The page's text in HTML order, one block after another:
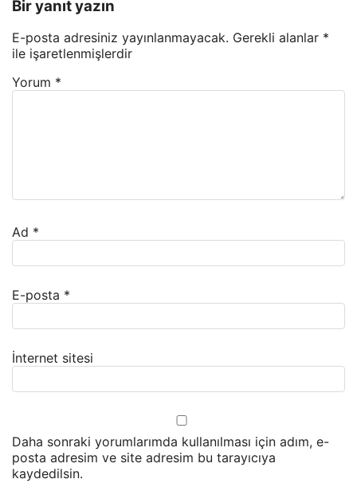
Bir yanıt yazın
E-posta adresiniz yayınlanmayacak. Gerekli alanlar *
ile işaretlenmişlerdir
Yorum *
Ad *
E-posta *
İnternet sitesi
Daha sonraki yorumlarımda kullanılması için adım, e-
posta adresim ve site adresim bu tarayıcıya
kaydedilsin.